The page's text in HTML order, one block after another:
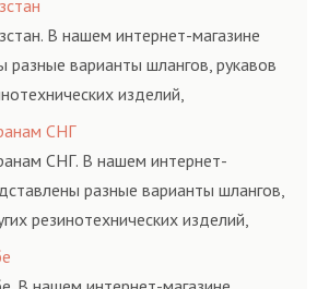
В нашем интернет-магазине
разные варианты шлангов, рукавов
изделий,
ГОСТам, техническим условиям
СНГ
СНГ. В нашем интернет-
разные варианты шлангов,
резинотехнических изделий,
ГОСТам, техническим условиям